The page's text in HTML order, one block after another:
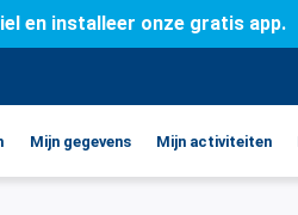
en installeer onze gratis app.
Mijn gegevens Mijn activiteiten